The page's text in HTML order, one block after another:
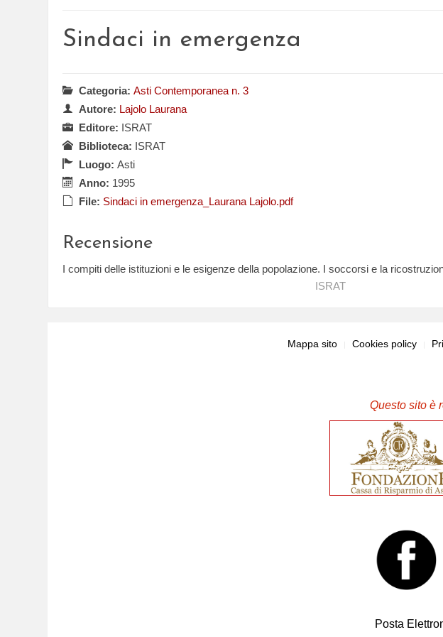
Sindaci in emergenza
Categoria: Asti Contemporanea n. 3
Autore: Lajolo Laurana
Editore: ISRAT
Biblioteca: ISRAT
Luogo: Asti
Anno: 1995
File: Sindaci in emergenza_Laurana Lajolo.pdf
Recensione
I compiti delle istituzioni e le esigenze della popolazione. I soccorsi e la
ISRAT
Mappa sito Cookies policy
Questo sito è
Posta